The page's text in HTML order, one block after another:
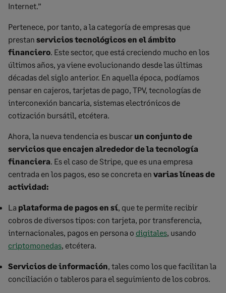
Internet.”
Pertenece, por tanto, a la categoría de empresas que
prestan servicios tecnológicos en el ámbito
financiero . Este sector, que está creciendo mucho en los
últimos años, ya viene evolucionando desde las últimas
décadas del siglo anterior. En aquella época, podíamos
pensar en cajeros, tarjetas de pago, TPV, tecnologías de
interconexión bancaria, sistemas electrónicos de
cotización bursátil, etcétera.
Ahora, la nueva tendencia es buscar un conjunto de
servicios que encajen alrededor de la tecnología
financiera . Es el caso de Stripe, que es una empresa
centrada en los pagos, eso se concreta en varias líneas de
actividad:
La plataforma de pagos en sí , que te permite recibir
cobros de diversos tipos: con tarjeta, por transferencia,
internacionales, pagos en persona o digitales , usando
criptomonedas , etcétera.
Servicios de información , tales como los que facilitan la
conciliación o tableros para el seguimiento de los cobros.